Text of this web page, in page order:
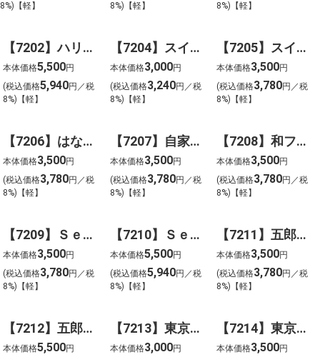
8%)【軽】
8%)【軽】
8%)【軽】
【7202】ハリーズレシピ タルト・焼き菓子セット
本体価格5,500円
(税込価格5,940円／税
8%)【軽】
【7204】スイーツアソート＋Ｓ
本体価格3,000円
(税込価格3,240円／税
8%)【軽】
【7205】スイーツアソート＋Ｓ
本体価格3,500円
(税込価格3,780円／税
8%)【軽】
【7206】はなうらら 焼き菓子のおくりもの
本体価格3,500円
(税込価格3,780円／税
8%)【軽】
【7207】自家挽きアーモンドのガトーセレクション（２４個）
本体価格3,500円
(税込価格3,780円／税
8%)【軽】
【7208】和フィナンシェ（１８個）
本体価格3,500円
(税込価格3,780円／税
8%)【軽】
【7209】Ｓｅｎｊｕｄｏ ベイクドスイーツファクトリー
本体価格3,500円
(税込価格3,780円／税
8%)【軽】
【7210】Ｓｅｎｊｕｄｏ ベイクドスイーツファクトリー
本体価格5,500円
(税込価格5,940円／税
8%)【軽】
【7211】五郎島金時いもケーキ＆ゴーフレット＋クッキー
本体価格3,500円
(税込価格3,780円／税
8%)【軽】
【7212】五郎島金時いもケーキ＆ゴーフレット＋クッキー
本体価格5,500円
【7213】東京自由が丘マジ・ドゥ・ショコラ監修 焼き菓子ギフト
本体価格3,000円
【7214】東京自由が丘マジ・ドゥ・ショコラ監修 焼き菓子ギフト
本体価格3,500円